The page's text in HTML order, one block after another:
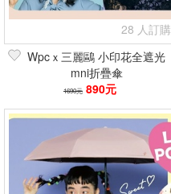
28 人訂購
Wpcｘ三麗鷗 小印花全遮光
mni折疊傘
1690元 890元